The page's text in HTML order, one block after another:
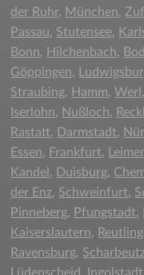
der Ruhr, München,
Passau, Stutensee,
Bonn, Hilchenbach,
Göppingen,
Straubing, Hamm, Werl ,
Iserlohn, Nußloch,
Rastatt, Darmstadt,
Essen, Frankfurt,
Kandel , Duisburg,
der Enz, Schweinfurt,
Pinneberg, Pfungstadt,
Kaiserslautern,
Ravensburg,